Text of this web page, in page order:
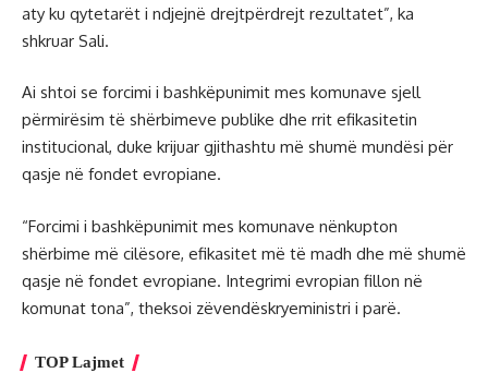
aty ku qytetarët i ndjejnë drejtpërdrejt rezultatet”, ka
shkruar Sali.
Ai shtoi se forcimi i bashkëpunimit mes komunave sjell
përmirësim të shërbimeve publike dhe rrit efikasitetin
institucional, duke krijuar gjithashtu më shumë mundësi për
qasje në fondet evropiane.
“Forcimi i bashkëpunimit mes komunave nënkupton
shërbime më cilësore, efikasitet më të madh dhe më shumë
qasje në fondet evropiane. Integrimi evropian fillon në
komunat tona”, theksoi zëvendëskryeministri i parë.
TOP Lajmet